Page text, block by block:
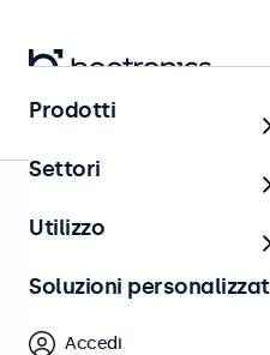
Supporto
Prodotti
Settori
Utilizzo
Soluzioni
Accedi